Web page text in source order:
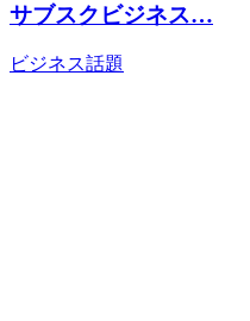
サブスクビジネス…
ビジネス話題